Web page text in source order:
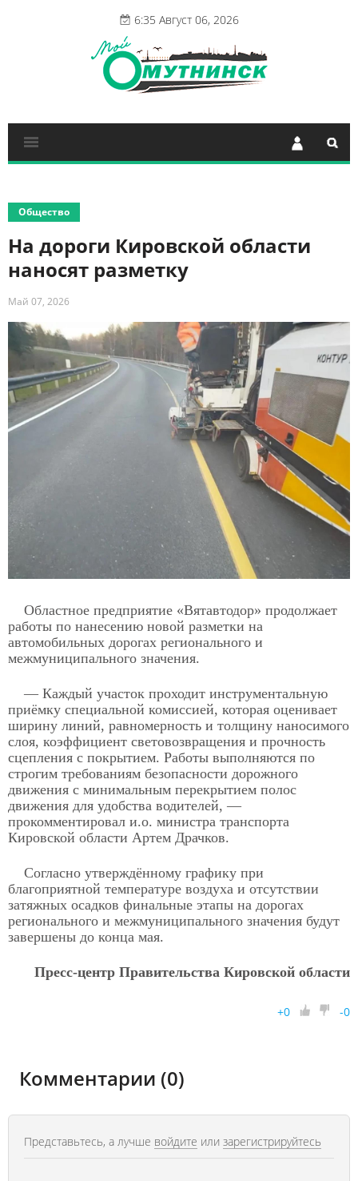
6:35 Август 06, 2026
Общество
На дороги Кировской области
наносят разметку
Май 07, 2026
Областное предприятие «Вятавтодор» продолжает
работы по нанесению новой разметки на
автомобильных дорогах регионального и
межмуниципального значения.
— Каждый участок проходит инструментальную
приёмку специальной комиссией, которая оценивает
ширину линий, равномерность и толщину наносимого
слоя, коэффициент световозвращения и прочность
сцепления с покрытием. Работы выполняются по
строгим требованиям безопасности дорожного
движения с минимальным перекрытием полос
движения для удобства водителей, —
прокомментировал и.о. министра транспорта
Кировской области Артем Драчков.
Согласно утверждённому графику при
благоприятной температуре воздуха и отсутствии
затяжных осадков финальные этапы на дорогах
регионального и межмуниципального значения будут
завершены до конца мая.
Пресс-центр Правительства Кировской области
+0 -0
Комментарии (0)
Представьтесь, а лучше войдите или зарегистрируйтесь